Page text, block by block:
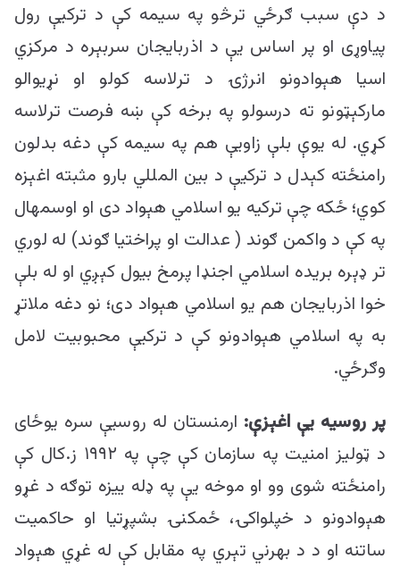
د دې سبب ګرځي ترڅو په سیمه کې د ترکیې رول
پیاوړی او پر اساس یې د اذربایجان سربېره د مرکزي
اسیا هېوادونو انرژۍ د ترلاسه کولو او نړیوالو
مارکېټونو ته درسولو په برخه کې ښه فرصت ترلاسه
کړي. له یوې بلې زاویې هم په سیمه کې دغه بدلون
رامنځته کېدل د ترکیې د بین المللي بارو مثبته اغېزه
کوي؛ ځکه چې ترکیه یو اسلامي هېواد دی او اوسمهال
په کې د واکمن ګوند ( عدالت او پراختیا ګوند) له لوري
تر ډېره بریده اسلامي اجنډا پرمخ بیول کېږي او له بلې
خوا اذربایجان هم یو اسلامي هېواد دی؛ نو دغه ملاتړ
به په اسلامي هېوادونو کې د ترکیې محبوبیت لامل
وګرځي.
پر روسیه یې اغېزې: ارمنستان له روسیې سره یوځای
د ټولیز امنیت په سازمان کې چې په ۱۹۹۲ ز.کال کې
رامنځته شوی وو او موخه یې په ډله ییزه توګه د غړو
هېوادونو د خپلواکۍ، ځمکنۍ بشپړتیا او حاکمیت
ساتنه او د د بهرني تېري په مقابل کې له غړي هېواد